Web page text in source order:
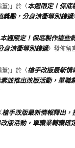
董) 」於〈本週限定！保底
獎勵，分身流衝等別錯過
本週限定！保底製作這些
身流衝等別錯過〉發佈留
董) 」於〈槍手改版最新情
並推出改版活動，單職
槍手改版最新情報釋出，
版活動，單職業轉職確